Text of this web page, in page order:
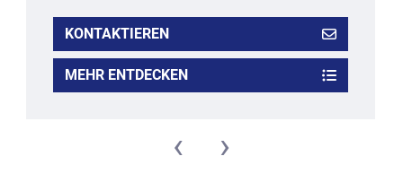
KONTAKTIEREN
MEHR ENTDECKEN
‹ ›